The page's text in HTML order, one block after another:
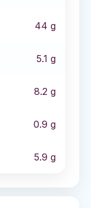
44 g
5.1 g
8.2 g
0.9 g
5.9 g